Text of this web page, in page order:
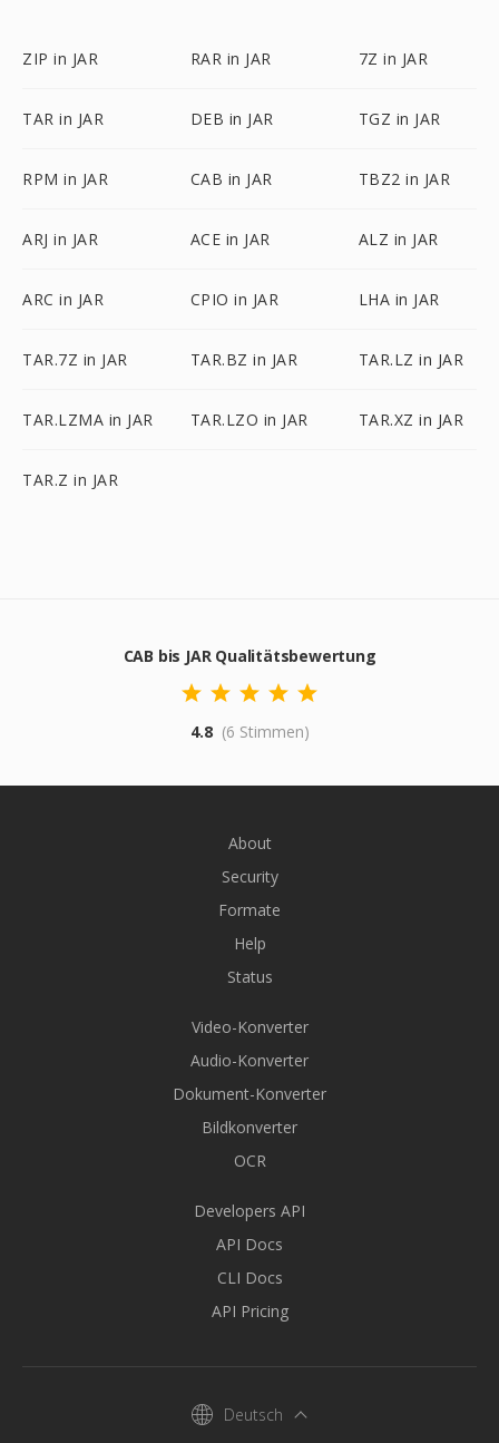
ZIP in JAR RAR in JAR 7Z in JAR
TAR in JAR DEB in JAR TGZ in JAR
RPM in JAR CAB in JAR TBZ2 in JAR
ARJ in JAR ACE in JAR ALZ in JAR
ARC in JAR CPIO in JAR LHA in JAR
TAR.7Z in JAR TAR.BZ in JAR TAR.LZ in JAR
TAR.LZMA in JAR TAR.LZO in JAR TAR.XZ in JAR
TAR.Z in JAR
CAB bis JAR Qualitätsbewertung
4.8 (6 Stimmen)
About
Security
Formate
Help
Status
Video-Konverter
Audio-Konverter
Dokument-Konverter
Bildkonverter
OCR
Developers API
API Docs
CLI Docs
API Pricing
Deutsch